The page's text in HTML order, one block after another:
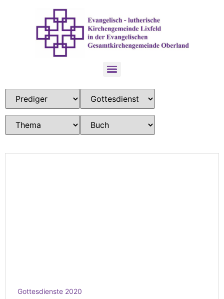
Gottesdienste 2020